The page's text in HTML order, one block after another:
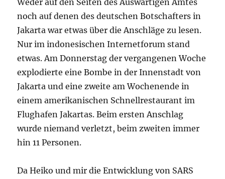
Weder auf den Seiten des Auswärtigen Amtes
noch auf denen des deutschen Botschafters in
Jakarta war etwas über die Anschläge zu lesen.
Nur im indonesischen Internetforum stand
etwas. Am Donnerstag der vergangenen Woche
explodierte eine Bombe in der Innenstadt von
Jakarta und eine zweite am Wochenende in
einem amerikanischen Schnellrestaurant im
Flughafen Jakartas. Beim ersten Anschlag
wurde niemand verletzt, beim zweiten immer
hin 11 Personen.
Da Heiko und mir die Entwicklung von SARS